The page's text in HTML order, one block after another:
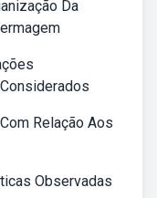
Da
Relação Aos
Observadas